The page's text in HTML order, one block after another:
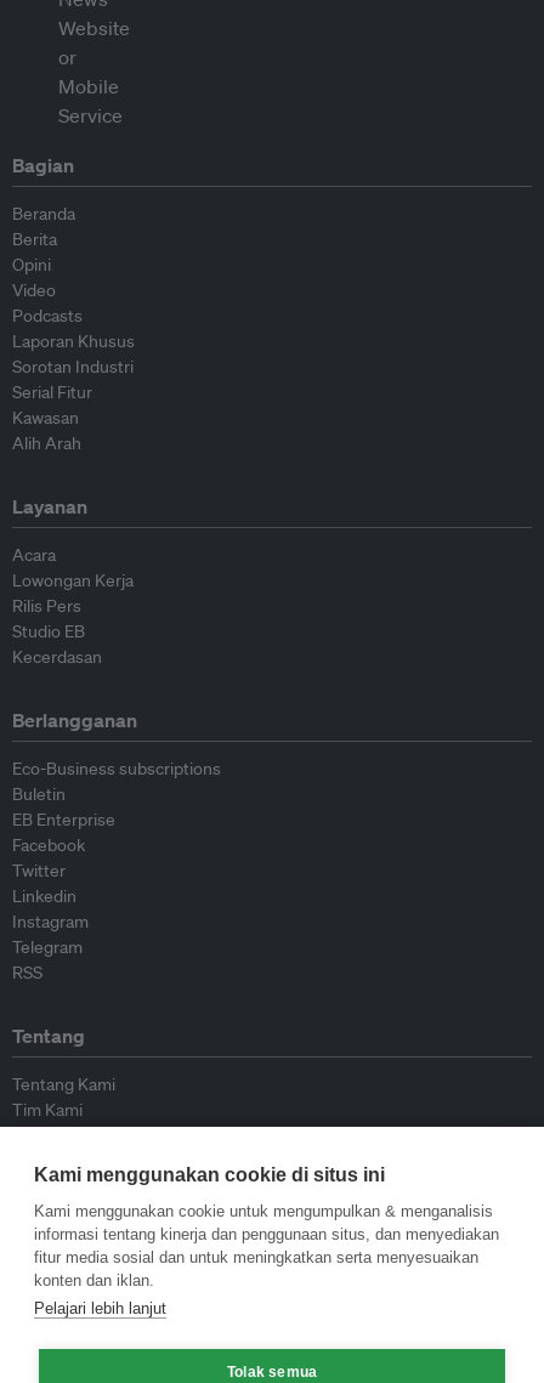
Bagian
Beranda
Berita
Opini
Video
Podcasts
Laporan Khusus
Sorotan Industri
Serial Fitur
Kawasan
Alih Arah
Layanan
Acara
Lowongan Kerja
Rilis Pers
Studio EB
Kecerdasan
Berlangganan
Eco-Business subscriptions
Buletin
EB Enterprise
Facebook
Twitter
Linkedin
Instagram
Telegram
RSS
Tentang
Tentang Kami
Tim Kami
Kontributor
Hubungi Kami
Kebijakan
Pedoman Penerbitan Ulang
Pedoman Op-ed
Kami menggunakan cookie di situs ini
Kami menggunakan cookie untuk mengumpulkan & menganalisis
informasi tentang kinerja dan penggunaan situs, dan menyediakan
fitur media sosial dan untuk meningkatkan serta menyesuaikan
konten dan iklan.
Pelajari lebih lanjut
Tolak semua